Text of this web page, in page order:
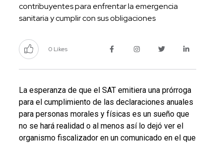
contribuyentes para enfrentar la emergencia
sanitaria y cumplir con sus obligaciones
0 Likes
La esperanza de que el SAT emitiera una prórroga
para el cumplimiento de las declaraciones anuales
para personas morales y físicas es un sueño que
no se hará realidad o al menos así lo dejó ver el
organismo fiscalizador en un comunicado en el que